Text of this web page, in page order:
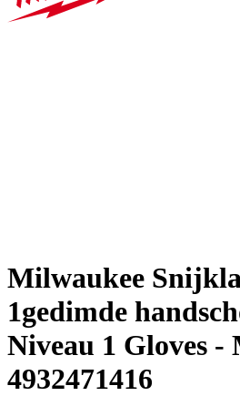
Milwaukee
1gedimde
Niveau 1 Gloves -
4932471416